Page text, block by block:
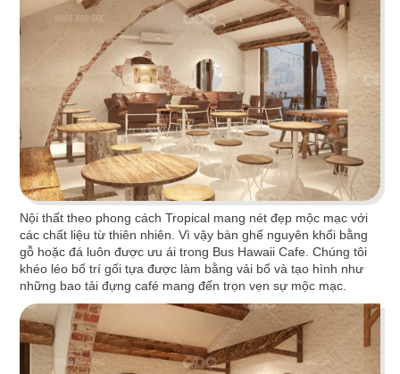
PAT KAO THAI BẾN TRE
Dấu ấn Thái trên nền không gian nội thất hiện đại
Chi tiết
Nội thất theo phong cách Tropical mang nét đẹp mộc mạc với
các chất liệu từ thiên nhiên. Vì vậy bàn ghế nguyên khối bằng
gỗ hoặc đá luôn được ưu ái trong Bus Hawaii Cafe. Chúng tôi
khéo léo bố trí gối tựa được làm bằng vải bố và tạo hình như
những bao tải đựng café mang đến trọn vẹn sự mộc mạc.